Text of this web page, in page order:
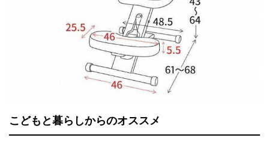
こどもと暮らしからのオススメ